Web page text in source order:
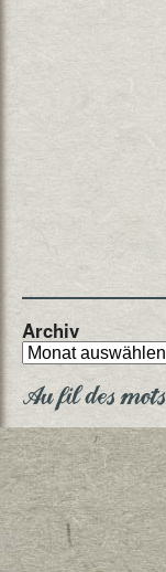
Archiv
Au fil des mots